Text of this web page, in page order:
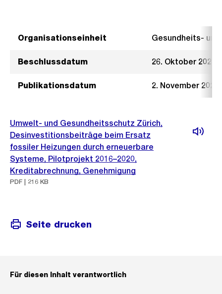
Organisationseinheit Gesundheits-
Beschlussdatum 26. Oktober 2022
Publikationsdatum 2. November 2022
Umwelt- und Gesundheitsschutz Zürich,
Desinvestitionsbeiträge beim Ersatz
fossiler Heizungen durch erneuerbare
Systeme, Pilotprojekt 2016–2020,
Kreditabrechnung, Genehmigung
PDF | 216 KB
Seite drucken
Für diesen Inhalt verantwortlich